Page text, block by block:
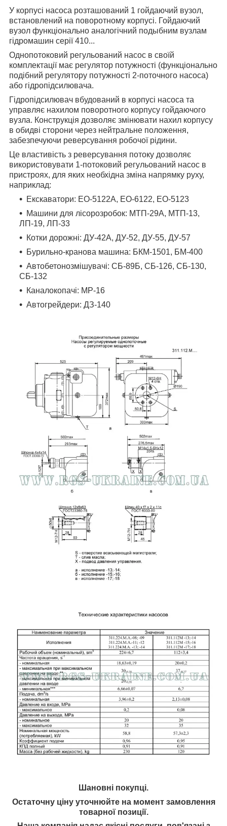
У корпусі насоса розташований 1 гойдаючий вузол,
встановлений на поворотному корпусі. Гойдаючий
вузол функціонально аналогічний подыбним вузлам
гідромашин серії 410...
Однопотоковий регульований насос в своїй
комплектації має регулятор потужності (функціонально
подібний регулятору потужності 2-поточного насоса)
або гідропідсилювача.
Гідропідсилювач вбудований в корпусі насоса та
управляє нахилом поворотного корпусу гойдаючого
вузла. Конструкція дозволяє змінювати нахил корпусу
в обидві сторони через нейтральне положення,
забезпечуючи реверсування робочої рідини.
Це властивість з реверсування потоку дозволяє
використовувати 1-потоковий регульований насос в
пристроях, для яких необхідна зміна напрямку руху,
наприклад:
Екскаватори: EO-5122A, EO-6122, EO-5123
Машини для лісорозробок: МТП-29A, МТП-13,
ЛП-19, ЛП-33
Котки дорожні: ДУ-42A, ДУ-52, ДУ-55, ДУ-57
Бурильно-кранова машина: БКМ-1501, БМ-400
Автобетонозмішувачі: СБ-89Б, СБ-126, СБ-130,
СБ-132
Каналокопачі: МР-16
Автогрейдери: ДЗ-140
Шановні покупці.
Остаточну ціну уточнюйте на момент замовлення
товарної позиції.